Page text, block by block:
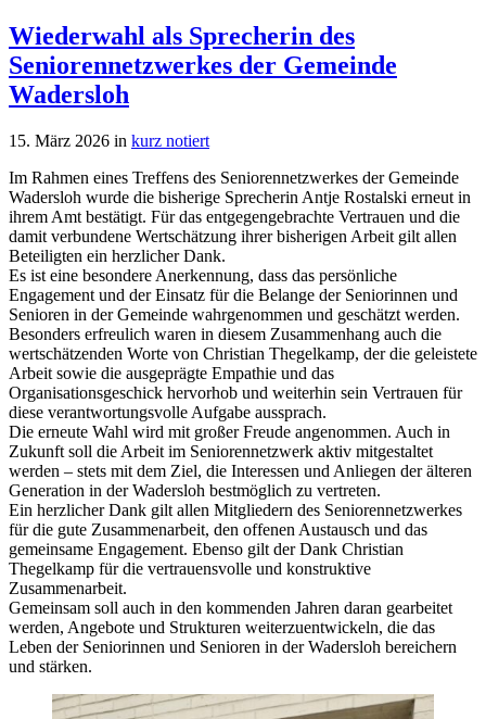
Wiederwahl als Sprecherin des
Seniorennetzwerkes der Gemeinde
Wadersloh
15. März 2026 in kurz notiert
Im Rahmen eines Treffens des Seniorennetzwerkes der Gemeinde
Wadersloh wurde die bisherige Sprecherin Antje Rostalski erneut in
ihrem Amt bestätigt. Für das entgegengebrachte Vertrauen und die
damit verbundene Wertschätzung ihrer bisherigen Arbeit gilt allen
Beteiligten ein herzlicher Dank.
Es ist eine besondere Anerkennung, dass das persönliche
Engagement und der Einsatz für die Belange der Seniorinnen und
Senioren in der Gemeinde wahrgenommen und geschätzt werden.
Besonders erfreulich waren in diesem Zusammenhang auch die
wertschätzenden Worte von Christian Thegelkamp, der die geleistete
Arbeit sowie die ausgeprägte Empathie und das
Organisationsgeschick hervorhob und weiterhin sein Vertrauen für
diese verantwortungsvolle Aufgabe aussprach.
Die erneute Wahl wird mit großer Freude angenommen. Auch in
Zukunft soll die Arbeit im Seniorennetzwerk aktiv mitgestaltet
werden – stets mit dem Ziel, die Interessen und Anliegen der älteren
Generation in der Wadersloh bestmöglich zu vertreten.
Ein herzlicher Dank gilt allen Mitgliedern des Seniorennetzwerkes
für die gute Zusammenarbeit, den offenen Austausch und das
gemeinsame Engagement. Ebenso gilt der Dank Christian
Thegelkamp für die vertrauensvolle und konstruktive
Zusammenarbeit.
Gemeinsam soll auch in den kommenden Jahren daran gearbeitet
werden, Angebote und Strukturen weiterzuentwickeln, die das
Leben der Seniorinnen und Senioren in der Wadersloh bereichern
und stärken.